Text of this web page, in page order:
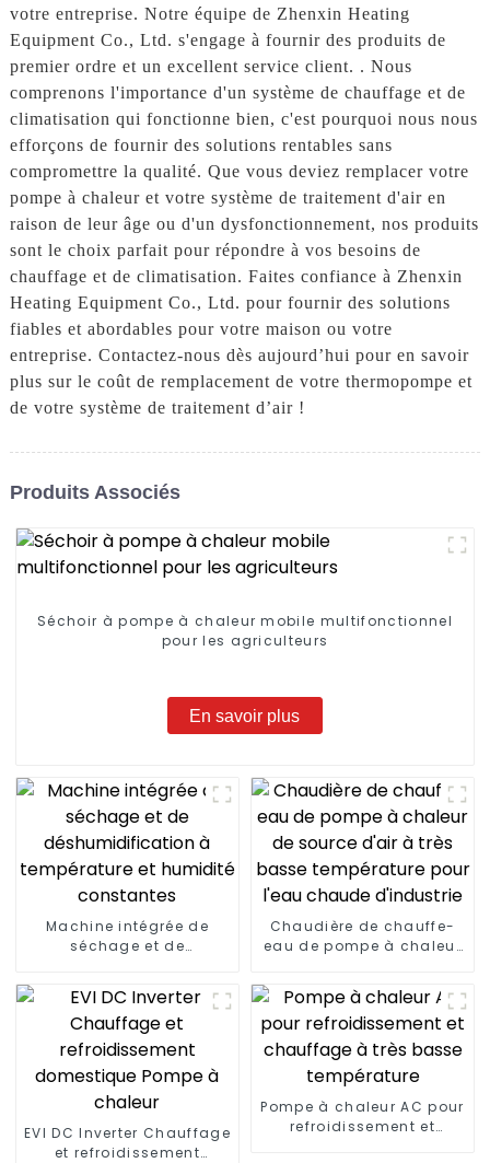
votre entreprise. Notre équipe de Zhenxin Heating
Equipment Co., Ltd. s'engage à fournir des produits de
premier ordre et un excellent service client. . Nous
comprenons l'importance d'un système de chauffage et de
climatisation qui fonctionne bien, c'est pourquoi nous nous
efforçons de fournir des solutions rentables sans
compromettre la qualité. Que vous deviez remplacer votre
pompe à chaleur et votre système de traitement d'air en
raison de leur âge ou d'un dysfonctionnement, nos produits
sont le choix parfait pour répondre à vos besoins de
chauffage et de climatisation. Faites confiance à Zhenxin
Heating Equipment Co., Ltd. pour fournir des solutions
fiables et abordables pour votre maison ou votre
entreprise. Contactez-nous dès aujourd’hui pour en savoir
plus sur le coût de remplacement de votre thermopompe et
de votre système de traitement d’air !
Produits Associés
Séchoir à pompe à chaleur mobile multifonctionnel
pour les agriculteurs
En savoir plus
Machine intégrée de
séchage et de
température et humidité
constantes
Chaudière de chauffe-
eau de pompe à chaleur
basse température pour
l'eau chaude d'industrie
EVI DC Inverter Chauffage
et refroidissement
Pompe à chaleur AC pour
refroidissement et